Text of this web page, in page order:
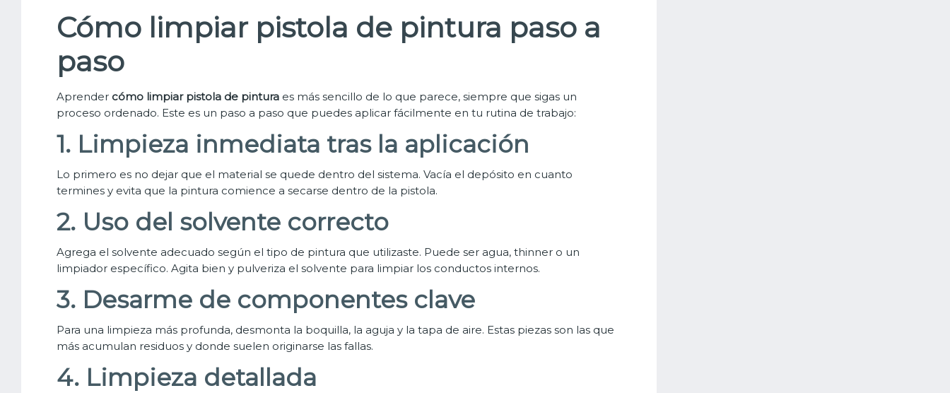
Cómo limpiar pistola de pintura paso a
paso
Aprender cómo limpiar pistola de pintura es más sencillo de lo que parece, siempre que sigas un
proceso ordenado. Este es un paso a paso que puedes aplicar fácilmente en tu rutina de trabajo:
1. Limpieza inmediata tras la aplicación
Lo primero es no dejar que el material se quede dentro del sistema. Vacía el depósito en cuanto
termines y evita que la pintura comience a secarse dentro de la pistola.
2. Uso del solvente correcto
Agrega el solvente adecuado según el tipo de pintura que utilizaste. Puede ser agua, thinner o un
limpiador específico. Agita bien y pulveriza el solvente para limpiar los conductos internos.
3. Desarme de componentes clave
Para una limpieza más profunda, desmonta la boquilla, la aguja y la tapa de aire. Estas piezas son las que
más acumulan residuos y donde suelen originarse las fallas.
4. Limpieza detallada